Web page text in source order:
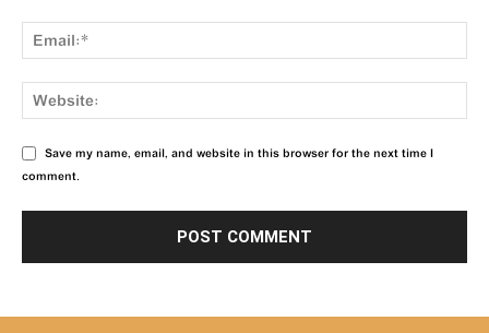
Save my name, email, and website in this browser for the next time I
comment.